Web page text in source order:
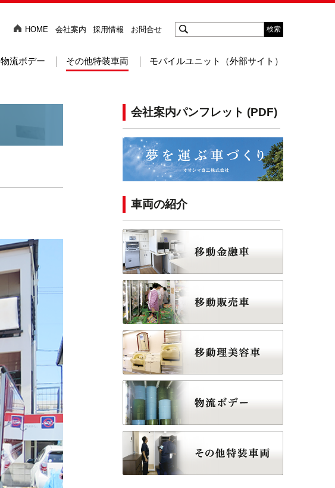
HOME 会社案内 採用情報 お問合せ 検索
物流ボデー その他特装車両 モバイルユニット（外部サイト）
会社案内パンフレット (PDF)
車両の紹介